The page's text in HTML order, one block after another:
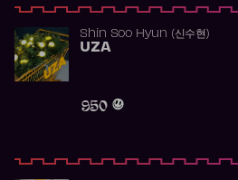
Shin Soo Hyun (신수현)
UZA
950